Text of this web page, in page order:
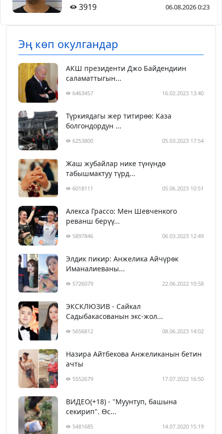
3919 06.08.2026 0:23
Эң көп окулгандар
АКШ президенти Джо Байдендиин
саламаттыгын...
6463457 16.02.2023 13:40
Түркиядагы жер титирөө: Каза
болгондордун ...
6253800 05.03.2023 17:54
Жаш жубайлар нике түнүндө
табышмактуу түрд...
6018111 05.06.2023 10:51
Алекса Грассо: Мен Шевченкого
реванш берүү...
5897846 06.03.2023 12:49
Элдик пикир: Анжелика Айчүрөк
Иманалиеваны...
5726079 22.06.2022 10:58
ЭКСКЛЮЗИВ - Сайкал
Садыбакасованын экс-жол...
5656812 08.06.2023 14:02
Назира Айтбекова Анжеликанын бетин
ачты
5552679 17.07.2022 16:50
ВИДЕО(+18) - "Муунтуп, башына
секирип". Өс...
5481685 14.07.2020 15:19